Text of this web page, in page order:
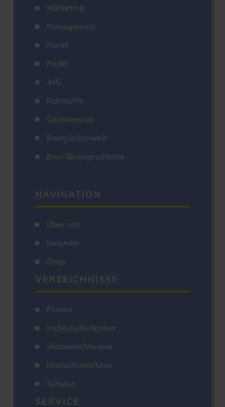
Marketing
Management
Markt
Recht
AfG
Rohstoffe
Gastronomie
Energie/Umwelt
Bier-/Braugeschichte
NAVIGATION
Über uns
Kalender
Shop
VERZEICHNISSE
Firmen
Institute/Behörden
Verbände/Vereine
Hochschulen/Unis
Schulen
SERVICE